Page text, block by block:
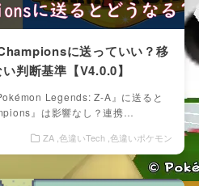
に送っていい？移
判断基準【V4.0.0】
Legends: Z-A』に送ると
』は影響なし？連携…
ZA 色違いTech 色違いポケモン